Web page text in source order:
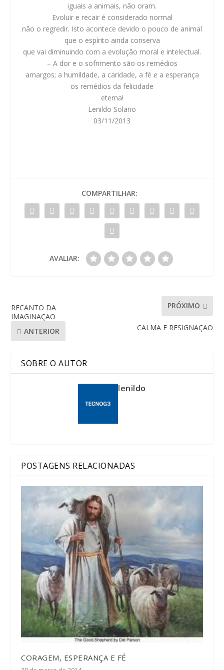
iguais a animais, não oram.
Evoluir e recair é considerado normal
não o regredir. Isto acontece devido o pouco de animal
que o espírito ainda conserva
que vai diminuindo com a evolução moral e intelectual.
– A dor e o sofrimento são os remédios
amargos; a humildade, a caridade, a fé e a esperança
os remédios da felicidade
eterna!
Lenildo Solano
03/11/2013
COMPARTILHAR:
AVALIAR:
RECANTO DA
IMAGINAÇÃO
ANTERIOR
PRÓXIMO
CALMA E RESIGNAÇÃO
SOBRE O AUTOR
lenildo
POSTAGENS RELACIONADAS
CORAGEM, ESPERANÇA E FÉ